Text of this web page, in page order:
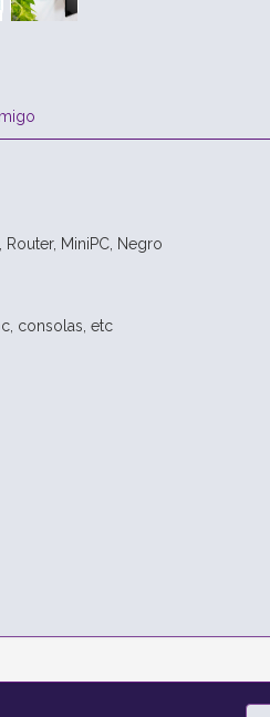
MiniPC, Negro
consolas, etc